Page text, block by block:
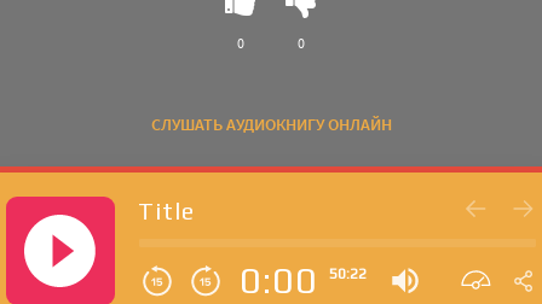
СЛУШАТЬ АУДИОКНИГУ ОНЛАЙН
0 0
Title
0:00 50:22